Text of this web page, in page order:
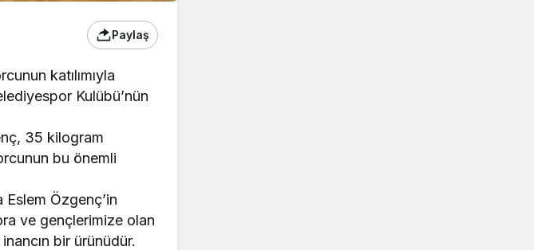
Paylaş
katılımıyla
Kulübü’nün
35 kilogram
bu önemli
Özgenç’in
ve gençlerimize olan
bir ürünüdür.